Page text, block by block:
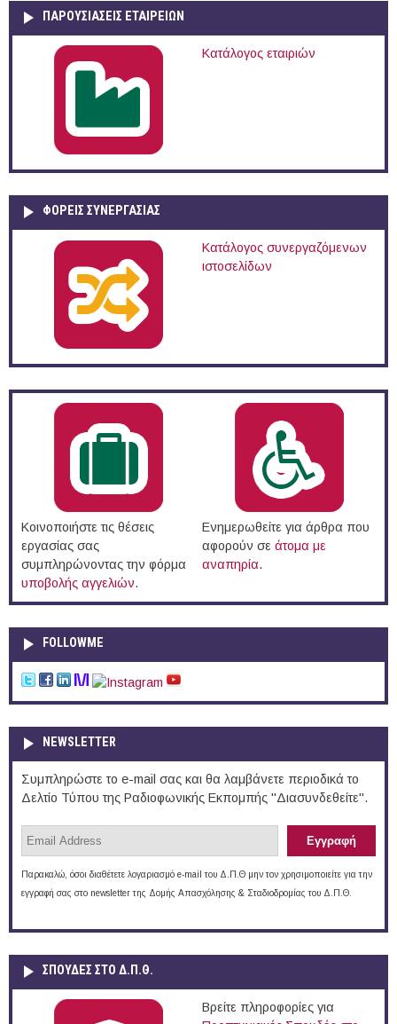
ΠΑΡΟΥΣΙΆΣΕΙΣ ΕΤΑΙΡΕΙΏΝ
Κατάλογος εταιριών
ΦΟΡΕΙΣ ΣΥΝΕΡΓΑΣΙΑΣ
Κατάλογος συνεργαζόμενων
ιστοσελίδων
Κοινοποιήστε τις θέσεις
εργασίας σας
συμπληρώνοντας την φόρμα
υποβολής αγγελιών.
Ενημερωθείτε για άρθρα που
αφορούν σε άτομα με
αναπηρία.
FOLLOWME
NEWSLETTER
Συμπληρώστε το e-mail σας και θα λαμβάνετε περιοδικά το
Δελτίο Τύπου της Ραδιοφωνικής Εκπομπής "Διασυνδεθείτε".
Παρακαλώ, όσοι διαθέτετε λογαριασμό e-mail του Δ.Π.Θ μην τον χρησιμοποιείτε για την
εγγραφή σας στο newsletter της Δομής Απασχόλησης & Σταδιοδρομίας του Δ.Π.Θ.
ΣΠΟΥΔΈΣ ΣΤΟ Δ.Π.Θ.
Βρείτε πληροφορίες για